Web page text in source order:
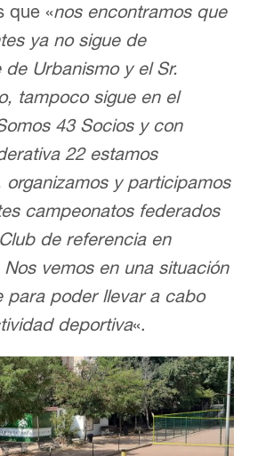
que «nos encontramos que
ya no sigue de
de Urbanismo y el Sr.
tampoco sigue en el
43 Socios y con
22 estamos
organizamos y participamos
campeonatos federados
de referencia en
vemos en una situación
para poder llevar a cabo
deportiva«.